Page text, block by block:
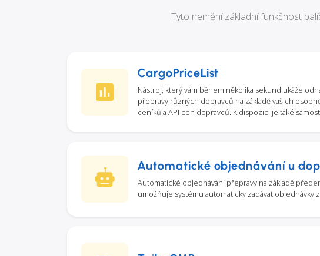
Tyto nemění základní funkčnost
CargoPriceList
Nástroj, který vám během několika sekund ukáže
přepravy různých dopravců na základě vašich
ceníků a API cen dopravců. K dispozici je také
Automatické objednávání u
Automatické objednávání přepravy na základě
umožňuje systému automaticky zadávat objednávky